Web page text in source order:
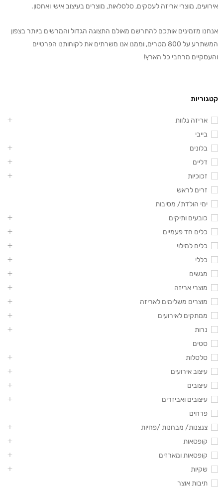
אירועים, מוצרי אריזה לעסקים, סלסלאות, מוצרים בעיצוב אישי ואחסון.
אנחנו מזמינים אותכם להתרשם מאולם התצוגה הגדול והמרשים ביותר בצפון
המשתרע על 800 מטרים, וממנו אנו משרתים את לקוחותנו הפרטיים
והעסקיים מרחבי כל הארץ!
קטגוריות
אריזה נלוות
בייבי
בלונים
דליים
זכוכיות
זרים לראש
ימי הולדת/ מסיבות
כובעים ותיקים
כלים חד פעמיים
כלים למילוי
כללי
מגשים
מוצרי אריזה
מוצרים משלימים לאריזה
ממתקים לאירועים
נרות
סטים
סלסלות
עיצוב אירועים
עיצובים
עיצובים ואביזרים
פרחים
צנצנות/ מבחנות /פחיות
קופסאות
קופסאות ומארזים
שקיות
תיבות אוצר